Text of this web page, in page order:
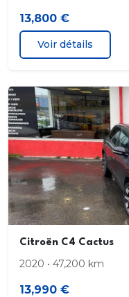
Citroën Connect
inclus Compatible
CarPlay
Citroën Connect
Pack SOS et
Citroën Connect
Citroën Connect
1 prise USB de
Climatisation
13,800 €
Voir détails
Citroën C4 Cactus
2020 • 47,200 km
13,990 €